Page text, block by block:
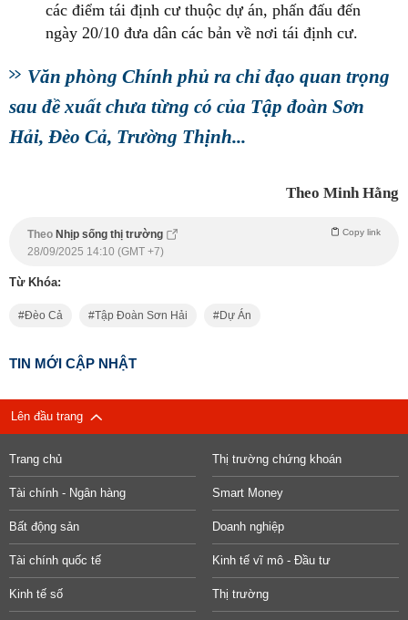
các điểm tái định cư thuộc dự án, phấn đấu đến
ngày 20/10 đưa dân các bản về nơi tái định cư.
Văn phòng Chính phủ ra chỉ đạo quan trọng
sau đề xuất chưa từng có của Tập đoàn Sơn
Hải, Đèo Cả, Trường Thịnh...
Theo Minh Hằng
Theo Nhịp sống thị trường Copy link
28/09/2025 14:10 (GMT +7)
Từ Khóa:
Đèo Cả Tập Đoàn Sơn Hải Dự Án
TIN MỚI CẬP NHẬT
Lên đầu trang
Trang chủ Thị trường chứng khoán
Tài chính - Ngân hàng Smart Money
Bất động sản Doanh nghiệp
Tài chính quốc tế Kinh tế vĩ mô - Đầu tư
Kinh tế số Thị trường